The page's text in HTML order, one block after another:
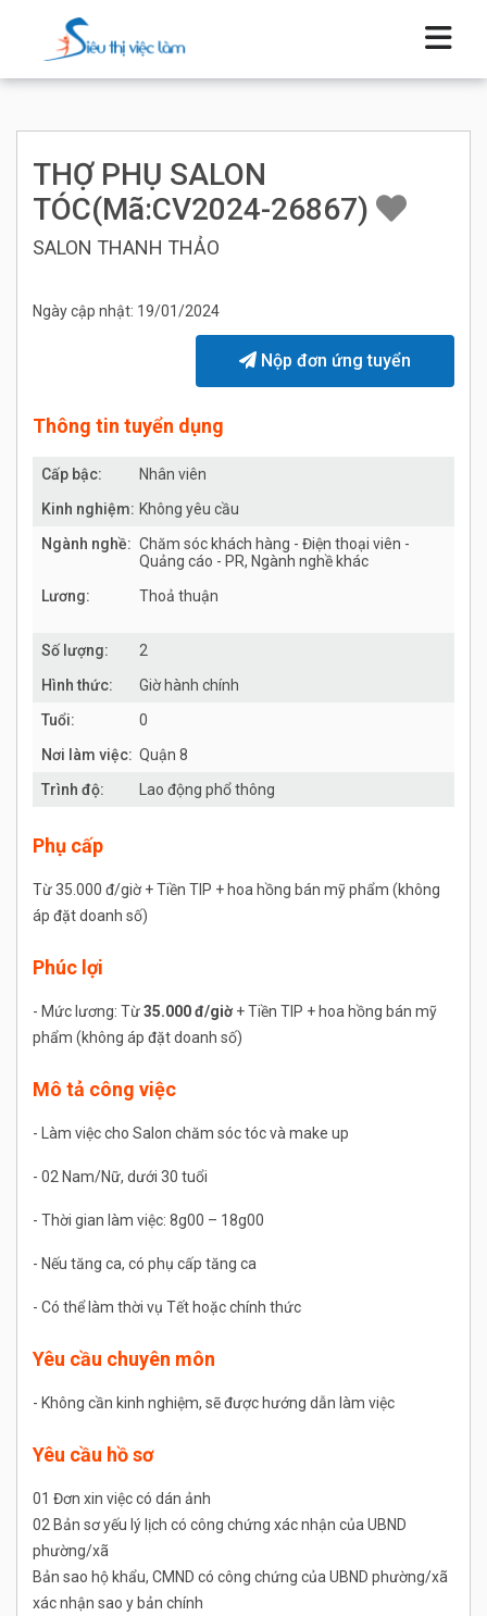
THỢ PHỤ SALON
TÓC(Mã:CV2024-26867)
SALON THANH THẢO
Ngày cập nhật: 19/01/2024
Nộp đơn ứng tuyển
Thông tin tuyển dụng
Cấp bậc:
Nhân viên
Kinh nghiệm: Không yêu cầu
Ngành nghề: Chăm sóc khách hàng - Điện thoại viên -
Quảng cáo - PR, Ngành nghề khác
Lương:
Thoả thuận
Số lượng:
2
Hình thức:
Giờ hành chính
Tuổi:
0
Nơi làm việc: Quận 8
Trình độ:
Lao động phổ thông
Phụ cấp
Từ 35.000 đ/giờ + Tiền TIP + hoa hồng bán mỹ phẩm (không
áp đặt doanh số)
Phúc lợi
- Mức lương: Từ35.000đ/giờ + Tiền TIP + hoa hồng bán mỹ
phẩm (không áp đặt doanh số)
Mô tả công việc
- Làm việc cho Salon chăm sóc tóc và make up
- 02 Nam/Nữ, dưới 30 tuổi
- Thời gian làm việc: 8g00 – 18g00
- Nếu tăng ca, có phụ cấp tăng ca
- Có thể làm thời vụ Tết hoặc chính thức
Yêu cầu chuyên môn
- Không cần kinh nghiệm, sẽ được hướng dẫn làm việc
Yêu cầu hồ sơ
01 Đơn xin việc có dán ảnh
02 Bản sơ yếu lý lịch có công chứng xác nhận của UBND
phường/xã
Bản sao hộ khẩu, CMND có công chứng của UBND phường/xã
xác nhận sao y bản chính